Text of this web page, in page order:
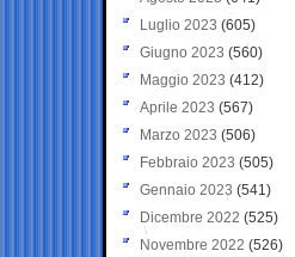
Luglio 2023 (605)
Giugno 2023 (560)
Maggio 2023 (412)
Aprile 2023 (567)
Marzo 2023 (506)
Febbraio 2023 (505)
Gennaio 2023 (541)
Dicembre 2022 (525)
Novembre 2022 (526)